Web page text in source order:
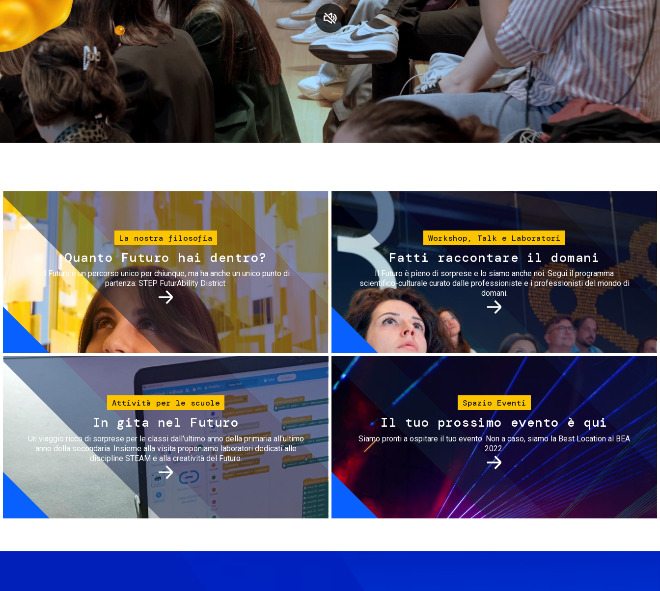
Servizi e accessibilità
Contatti
Biglietti
Immagine
La nostra filosofia
Quanto Futuro hai dentro?
Il Futuro è un percorso unico per chiunque, ma ha anche un unico punto di
partenza: STEP FuturAbility District.
Immagine
Workshop, Talk e Laboratori
Fatti raccontare il domani
Il Futuro è pieno di sorprese e lo siamo anche noi. Segui il programma
scientifico-culturale curato dalle professioniste e i professionisti del mondo di
domani.
Immagine
Attività per le scuole
In gita nel Futuro
Un viaggio ricco di sorprese per le classi dall'ultimo anno della primaria all'ultimo
anno della secondaria. Insieme alla visita proponiamo laboratori dedicati alle
discipline STEAM e alla creatività del Futuro.
Immagine
Spazio Eventi
Il tuo prossimo evento è qui
Siamo pronti a ospitare il tuo evento. Non a caso, siamo la Best Location al BEA
2022.